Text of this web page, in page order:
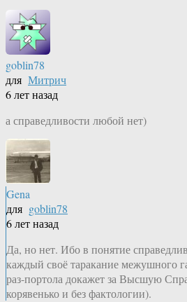
goblin78
для Митрич
6 лет назад
а справедливости любой нет)
Gena
для goblin78
6 лет назад
Да, но нет. Ибо в понятие
каждый своё таракание межушного
раз-портола докажет за Высшую
корявенько и без фактологии).